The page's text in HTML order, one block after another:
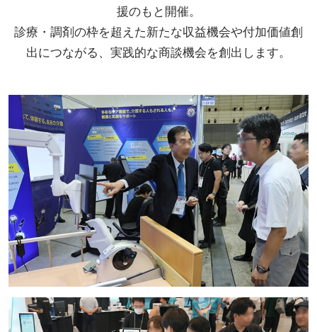
援のもと開催。
診療・調剤の枠を超えた新たな収益機会や付加価値創
出につながる、実践的な商談機会を創出します。